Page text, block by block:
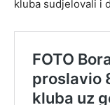
kluba sudjelovali i